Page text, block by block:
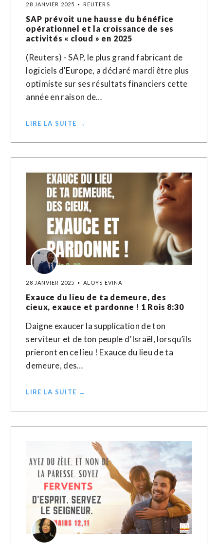
28 JANVIER 2025 REUTERS
SAP prévoit une hausse du bénéfice
opérationnel et la croissance de ses
activités « cloud » en 2025
(Reuters) - SAP, le plus grand fabricant de
logiciels d'Europe, a déclaré mardi être plus
optimiste sur ses résultats financiers cette
année en raison de…
LIRE LA SUITE →
28 JANVIER 2025 ALOYS EVINA
Exauce du lieu de ta demeure, des
cieux, exauce et pardonne ! 1 Rois 8:30
Daigne exaucer la supplication de ton
serviteur et de ton peuple d’Israël, lorsqu’ils
prieront en ce lieu ! Exauce du lieu de ta
demeure, des…
LIRE LA SUITE →